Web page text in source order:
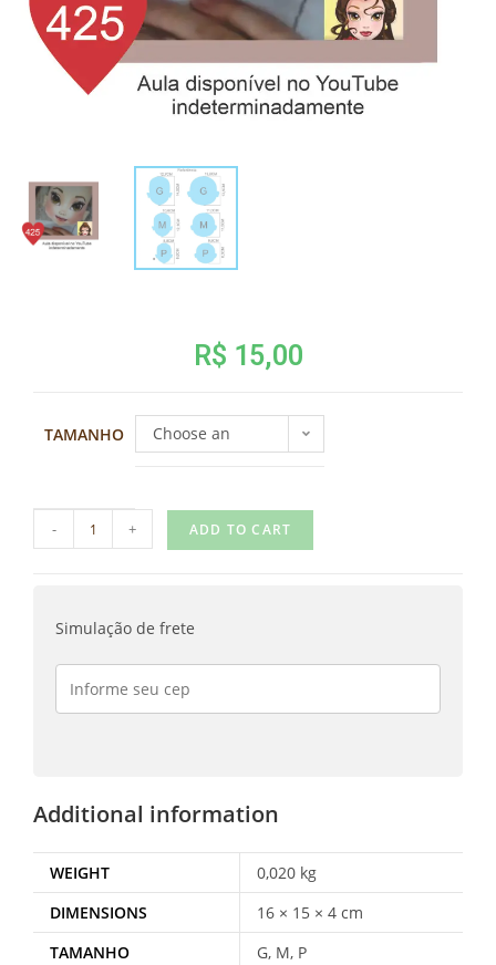
R$ 15,00
TAMANHO
Choose an
- + ADD TO CART
Simulação de frete
Additional information
WEIGHT
0,020 kg
DIMENSIONS
16 × 15 × 4 cm
TAMANHO
G, M, P